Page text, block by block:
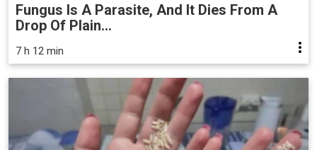
Fungus Is A Parasite, And It Dies From A
Drop Of Plain...
7 h 12 min